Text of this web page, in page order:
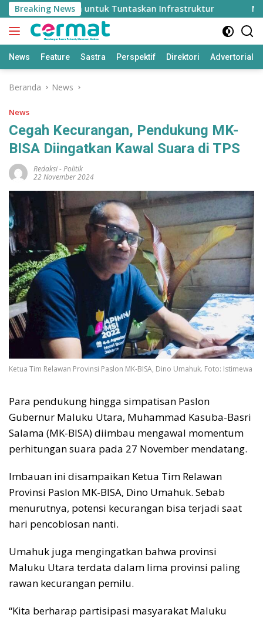
Langsung
ke
konten
Breaking News
Rp2 Triliun untuk Tuntaskan Infrastruktur NHM
News Feature Sastra Perspektif Direktori Advertorial
Beranda News
News
Cegah Kecurangan, Pendukung MK-
BISA Diingatkan Kawal Suara di TPS
Redaksi-Politik
22 November 2024
Ketua Tim Relawan Provinsi Paslon MK-BISA, Dino Umahuk. Foto: Istimewa
Para pendukung hingga simpatisan Paslon
Gubernur Maluku Utara, Muhammad Kasuba-Basri
Salama (MK-BISA) diimbau mengawal momentum
perhitungan suara pada 27 November mendatang.
Imbauan ini disampaikan Ketua Tim Relawan
Provinsi Paslon MK-BISA, Dino Umahuk. Sebab
menurutnya, potensi kecurangan bisa terjadi saat
hari pencoblosan nanti.
Umahuk juga mengingatkan bahwa provinsi
Maluku Utara terdata dalam lima provinsi paling
rawan kecurangan pemilu.
“Kita berharap partisipasi masyarakat Maluku